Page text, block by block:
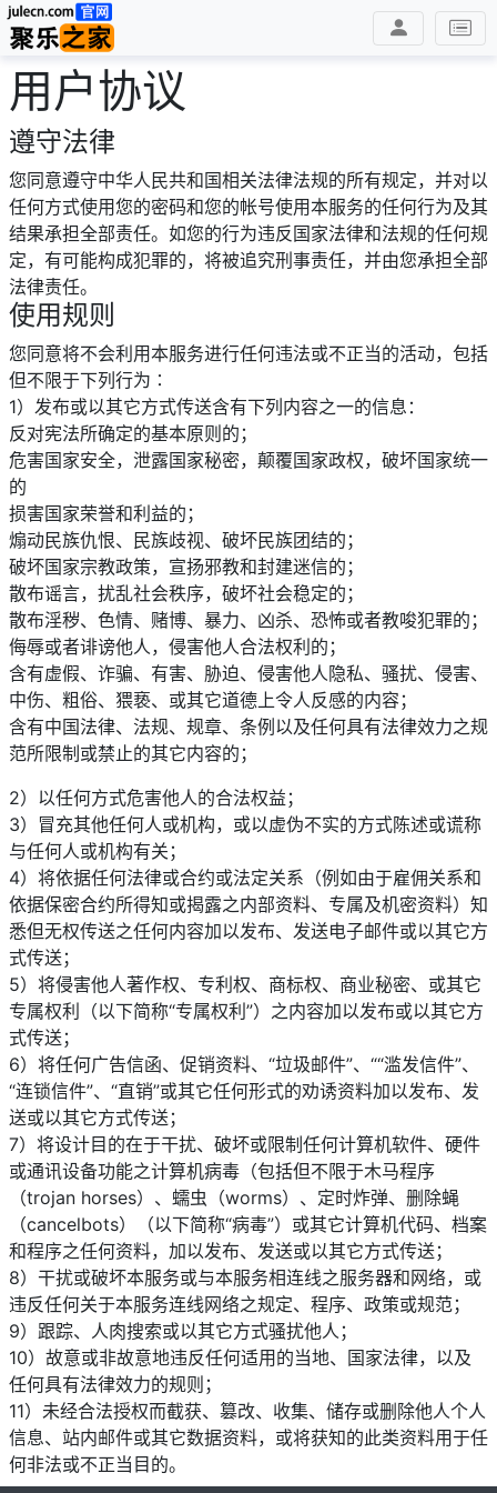
用户协议
遵守法律
您同意遵守中华人民共和国相关法律法规的所有规定，并对以
任何方式使用您的密码和您的帐号使用本服务的任何行为及其
结果承担全部责任。如您的行为违反国家法律和法规的任何规
定，有可能构成犯罪的，将被追究刑事责任，并由您承担全部
法律责任。
使用规则
您同意将不会利用本服务进行任何违法或不正当的活动，包括
但不限于下列行为∶
1）发布或以其它方式传送含有下列内容之一的信息：
反对宪法所确定的基本原则的；
危害国家安全，泄露国家秘密，颠覆国家政权，破坏国家统一
的
损害国家荣誉和利益的；
煽动民族仇恨、民族歧视、破坏民族团结的；
破坏国家宗教政策，宣扬邪教和封建迷信的；
散布谣言，扰乱社会秩序，破坏社会稳定的；
散布淫秽、色情、赌博、暴力、凶杀、恐怖或者教唆犯罪的；
侮辱或者诽谤他人，侵害他人合法权利的；
含有虚假、诈骗、有害、胁迫、侵害他人隐私、骚扰、侵害、
中伤、粗俗、猥亵、或其它道德上令人反感的内容；
含有中国法律、法规、规章、条例以及任何具有法律效力之规
范所限制或禁止的其它内容的；
2）以任何方式危害他人的合法权益；
3）冒充其他任何人或机构，或以虚伪不实的方式陈述或谎称
与任何人或机构有关；
4）将依据任何法律或合约或法定关系（例如由于雇佣关系和
依据保密合约所得知或揭露之内部资料、专属及机密资料）知
悉但无权传送之任何内容加以发布、发送电子邮件或以其它方
式传送；
5）将侵害他人著作权、专利权、商标权、商业秘密、或其它
专属权利（以下简称“专属权利”）之内容加以发布或以其它方
式传送；
6）将任何广告信函、促销资料、“垃圾邮件”、““滥发信件”、
“连锁信件”、“直销”或其它任何形式的劝诱资料加以发布、发
送或以其它方式传送；
7）将设计目的在于干扰、破坏或限制任何计算机软件、硬件
或通讯设备功能之计算机病毒（包括但不限于木马程序
（trojan horses）、蠕虫（worms）、定时炸弹、删除蝇
（cancelbots）（以下简称“病毒”）或其它计算机代码、档案
和程序之任何资料，加以发布、发送或以其它方式传送；
8）干扰或破坏本服务或与本服务相连线之服务器和网络，或
违反任何关于本服务连线网络之规定、程序、政策或规范；
9）跟踪、人肉搜索或以其它方式骚扰他人；
10）故意或非故意地违反任何适用的当地、国家法律，以及
任何具有法律效力的规则；
11）未经合法授权而截获、篡改、收集、储存或删除他人个人
信息、站内邮件或其它数据资料，或将获知的此类资料用于任
何非法或不正当目的。